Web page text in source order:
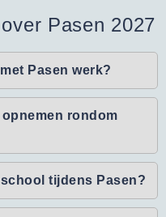
Pasen 2027
Pasen werk?
rondom
tijdens Pasen?